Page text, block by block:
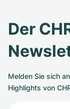
Der
Melden Sie sich
Highlights von